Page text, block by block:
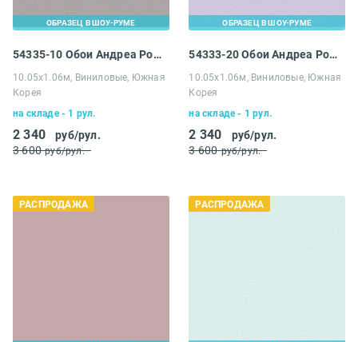
ОБРАЗЕЦ В ШОУ-РУМЕ
54335-10 Обои Андреа Росси Спектрум
10.05х1.06м, Виниловые, Южная
Корея
на складе - 1 рул.
2 340
руб/рул.
3 600 руб/рул.
ОБРАЗЕЦ В ШОУ-РУМЕ
54333-20 Обои Андреа Росси Спектрум
10.05х1.06м, Виниловые, Южная
Корея
на складе - 1 рул.
2 340
руб/рул.
3 600 руб/рул.
РАСПРОДАЖА РАСПРОДАЖА